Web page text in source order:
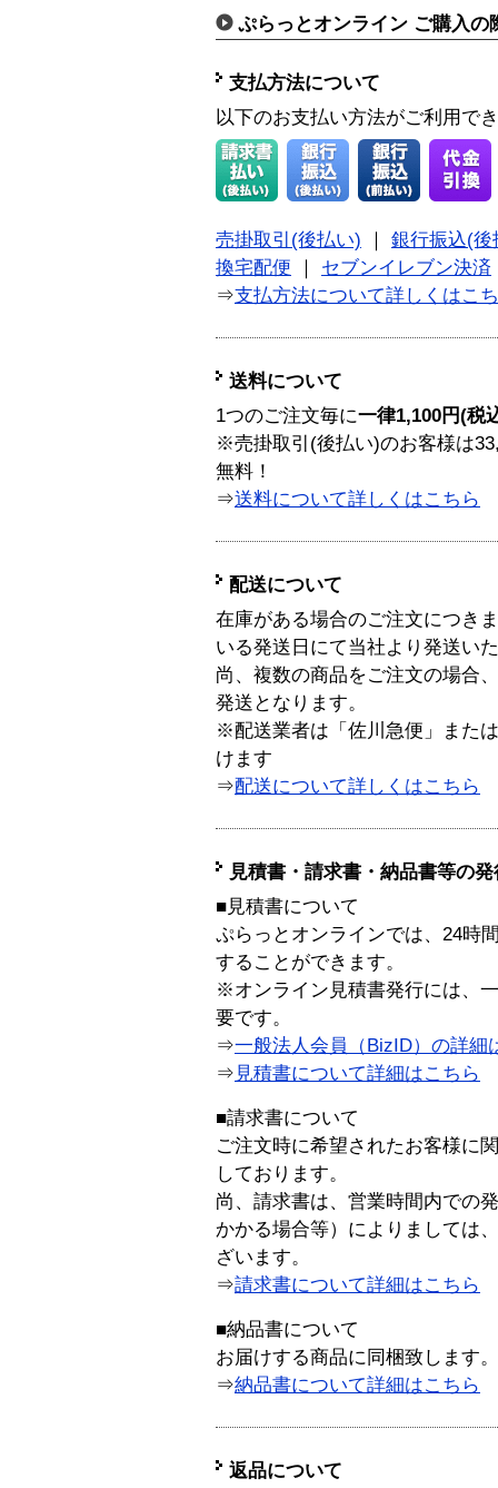
ぷらっとオンライン ご購入の
支払方法について
以下のお支払い方法がご利用で
売掛取引(後払い)
銀行振込(後
換宅配便
セブンイレブン決済
⇒支払方法について詳しくはこ
送料について
1つのご注文毎に一律1,100円(税
※売掛取引(後払い)のお客様は
無料！
⇒送料について詳しくはこちら
配送について
在庫がある場合のご注文につき
いる発送日にて当社より発送い
尚、複数の商品をご注文の場合
発送となります。
※配送業者は「佐川急便」また
けます
⇒配送について詳しくはこちら
見積書・請求書・納品書等の
■見積書について
ぷらっとオンラインでは、24時
することができます。
※オンライン見積書発行には、
要です。
⇒一般法人会員（BizID）の詳細
⇒ 見積書について詳細はこちら
■請求書について
ご注文時に希望されたお客様に
しております。
尚、請求書は、営業時間内での
かかる場合等）によりましては
ざいます。
⇒請求書について詳細はこちら
■納品書について
お届けする商品に同梱致します。
⇒納品書について詳細はこちら
返品について